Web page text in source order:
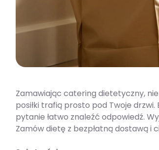
Zamawiając catering dietetyczny,
posiłki trafią prosto pod Twoje
pytanie łatwo znaleźć odpowiedź.
Zamów dietę z bezpłatną dostawą i